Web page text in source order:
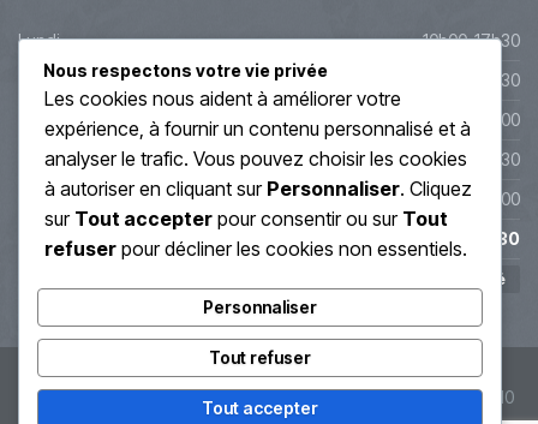
Lundi
10h00-17h30
Mardi
10h00-17h30
Mercredi
9h45-20h00
Jeudi
10h00-19h30
Vendredi
10h00-19h00
Samedi
10h00-17h30
Fermé
© Soin Énergétique Lyon 2019 - Régis Grand - SIRET : 407 913 110
Nous respectons votre vie privée
Les cookies nous aident à améliorer votre
expérience, à fournir un contenu personnalisé et à
analyser le trafic. Vous pouvez choisir les cookies
à autoriser en cliquant sur Personnaliser. Cliquez
sur Tout accepter pour consentir ou sur Tout
refuser pour décliner les cookies non essentiels.
Personnaliser
Tout refuser
Tout accepter